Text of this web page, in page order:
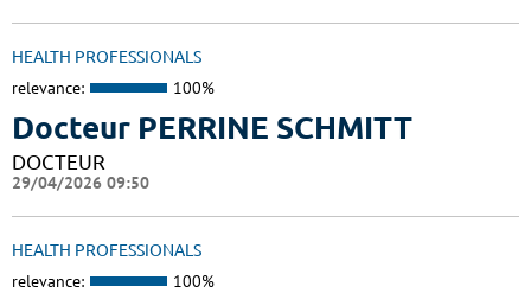
HEALTH PROFESSIONALS
relevance: 100%
Docteur PERRINE SCHMITT
DOCTEUR
29/04/2026 09:50
HEALTH PROFESSIONALS
relevance: 100%